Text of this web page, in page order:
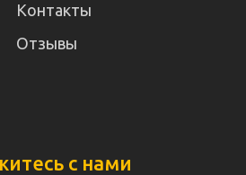
Контакты
Отзывы
с нами